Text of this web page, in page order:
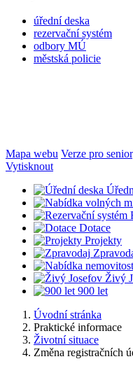
úřední deska
rezervační systém
odbory MÚ
městská policie
Mapa webu Verze pro
Vytisknout
Dotace
Projekty
Živý
900 let
Úvodní stránka
Praktické informace
Životní situace
Změna registračních